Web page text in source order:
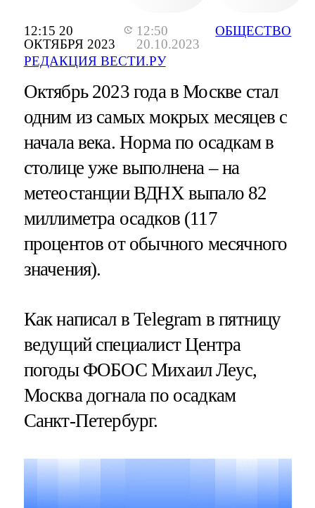
12:15 20
ОКТЯБРЯ 2023
12:50
20.10.2023
РЕДАКЦИЯ ВЕСТИ.РУ
ОБЩЕСТВО
Октябрь 2023 года в Москве стал
одним из самых мокрых месяцев с
начала века. Норма по осадкам в
столице уже выполнена – на
метеостанции ВДНХ выпало 82
миллиметра осадков (117
процентов от обычного месячного
значения).
Как написал в Telegram в пятницу
ведущий специалист Центра
погоды ФОБОС Михаил Леус,
Москва догнала по осадкам
Санкт-Петербург.